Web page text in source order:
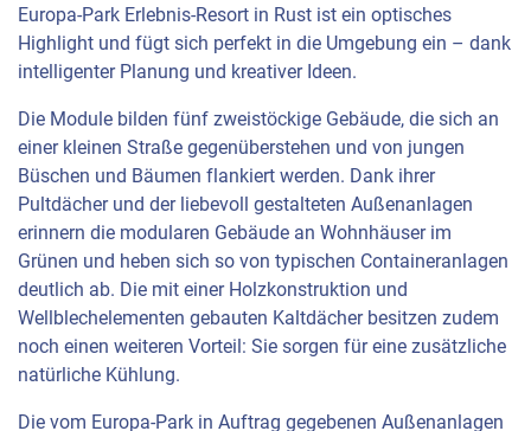
Europa-Park Erlebnis-Resort in Rust ist ein optisches
Highlight und fügt sich perfekt in die Umgebung ein – dank
intelligenter Planung und kreativer Ideen.
Die Module bilden fünf zweistöckige Gebäude, die sich an
einer kleinen Straße gegenüberstehen und von jungen
Büschen und Bäumen flankiert werden. Dank ihrer
Pultdächer und der liebevoll gestalteten Außenanlagen
erinnern die modularen Gebäude an Wohnhäuser im
Grünen und heben sich so von typischen Containeranlagen
deutlich ab. Die mit einer Holzkonstruktion und
Wellblechelementen gebauten Kaltdächer besitzen zudem
noch einen weiteren Vorteil: Sie sorgen für eine zusätzliche
natürliche Kühlung.
Die vom Europa-Park in Auftrag gegebenen Außenanlagen